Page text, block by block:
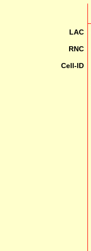
LAC
RNC
Cell-ID